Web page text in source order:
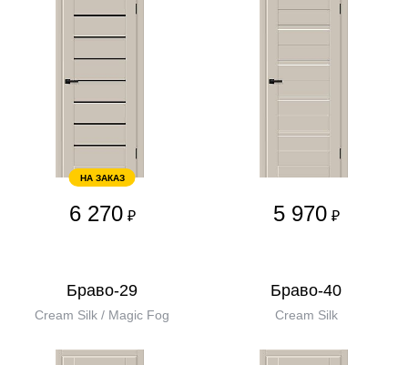
НА ЗАКАЗ
6 270 ₽ 5 970 ₽
Браво-29
Cream Silk / Magic Fog
Браво-40
Cream Silk